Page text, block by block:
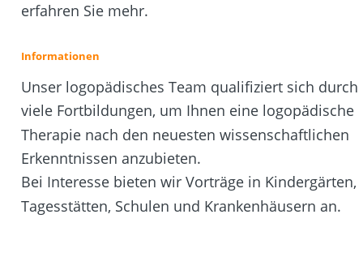
erfahren Sie mehr.
Informationen
Unser logopädisches Team qualifiziert sich durch
viele Fortbildungen, um Ihnen eine logopädische
Therapie nach den neuesten wissenschaftlichen
Erkenntnissen anzubieten.
Bei Interesse bieten wir Vorträge in Kindergärten,
Tagesstätten, Schulen und Krankenhäusern an.